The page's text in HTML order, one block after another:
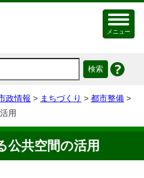
メニュー
政情報 > まちづくり > 都市整備 >
用
公共空間の活用